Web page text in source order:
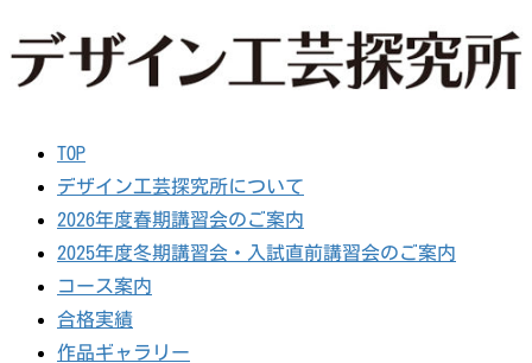
TOP
デザイン工芸探究所について
2026年度春期講習会のご案内
2025年度冬期講習会・入試直前講習会のご案内
コース案内
合格実績
作品ギャラリー